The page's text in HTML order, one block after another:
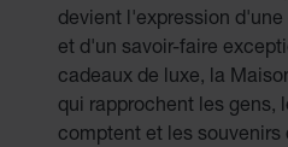
devient l'expression
et d'un savoir-faire
cadeaux de luxe, la
qui rapprochent les gens,
comptent et les souvenirs